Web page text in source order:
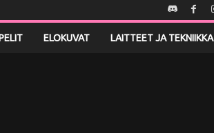
ELOKUVAT LAITTEET JA TEKNIIKKA